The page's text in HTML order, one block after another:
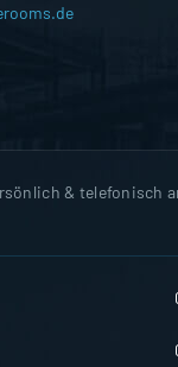
& telefonisch